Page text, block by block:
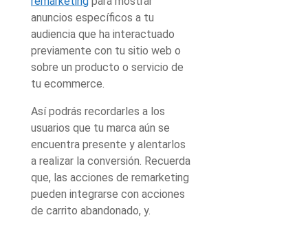
anuncios específicos a tu
audiencia que ha interactuado
previamente con tu sitio web o
sobre un producto o servicio de
tu ecommerce.
Así podrás recordarles a los
usuarios que tu marca aún se
encuentra presente y alentarlos
a realizar la conversión. Recuerda
que, las acciones de remarketing
pueden integrarse con acciones
de carrito abandonado, y.